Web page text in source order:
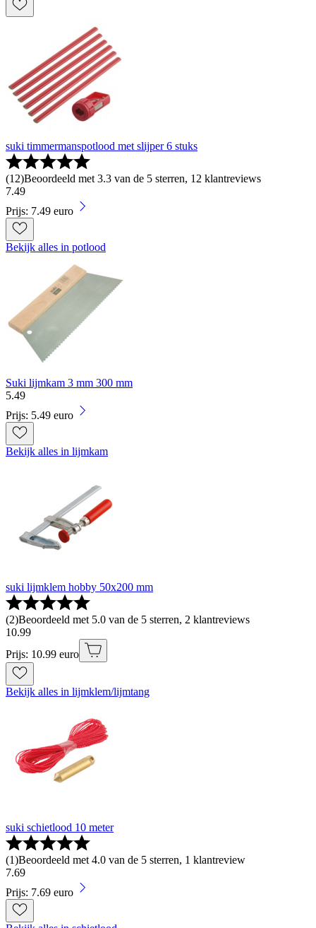
suki timmermanspotlood met slijper 6 stuks
(12)Beoordeeld met 3.3 van de 5 sterren, 12 klantreviews
7.49
Prijs: 7.49 euro
Bekijk alles in potlood
Suki lijmkam 3 mm 300 mm
5.49
Prijs: 5.49 euro
Bekijk alles in lijmkam
suki lijmklem hobby 50x200 mm
(2)Beoordeeld met 5.0 van de 5 sterren, 2 klantreviews
10.99
Prijs: 10.99 euro
Bekijk alles in lijmklem/lijmtang
suki schietlood 10 meter
(1)Beoordeeld met 4.0 van de 5 sterren, 1 klantreview
7.69
Prijs: 7.69 euro